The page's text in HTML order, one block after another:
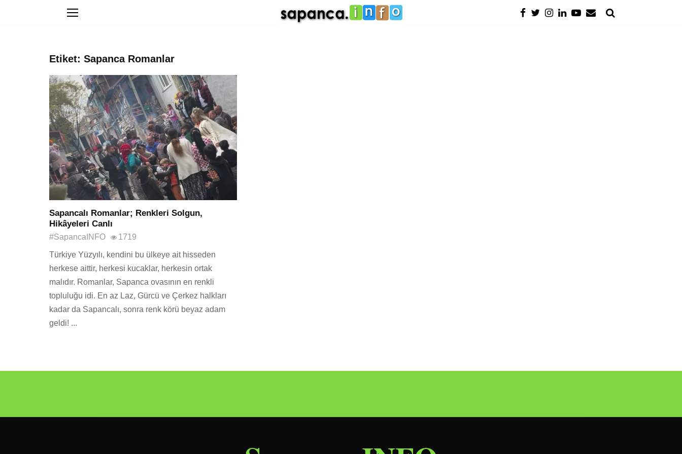
Etiket: Sapanca Romanlar
Sapancalı Romanlar; Renkleri Solgun,
Hikâyeleri Canlı
#SapancaINFO 1719
Türkiye Yüzyılı, kendini bu ülkeye ait hisseden
herkese aittir, herkesi kucaklar, herkesin ortak
malıdır. Romanlar, Sapanca ovasının en renkli
topluluğu idi. En az Laz, Gürcü ve Çerkez halkları
kadar da Sapancalı, sonra renk körü beyaz adam
geldi! ...